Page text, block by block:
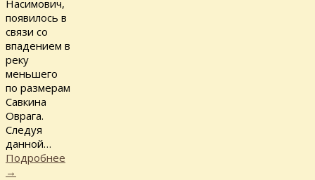
Насимович,
появилось в
связи со
впадением в
реку
меньшего
по размерам
Савкина
Оврага.
Следуя
данной…
Подробнее
→